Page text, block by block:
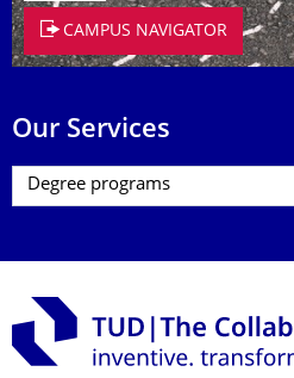
CAMPUS NAVIGATOR
Our Services